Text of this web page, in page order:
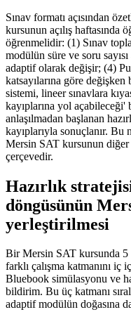
Sınav formatı açısından
kursunun açılış haftasında
öğrenmelidir: (1) Sınav
modülün süre ve soru
adaptif olarak değişir; (4)
katsayılarına göre
sistemi, lineer sınavlara
kayıplarına yol açabileceği'
anlaşılmadan başlanan
kayıplarıyla sonuçlanır.
Mersin SAT kursunun diğer
çerçevedir.
Hazırlık
döngüsünün
yerleştirilmesi
Bir Mersin SAT kursunda 5
farklı çalışma katmanını
Bluebook simülasyonu ve
bildirim. Bu üç katmanı
adaptif modülün doğasına